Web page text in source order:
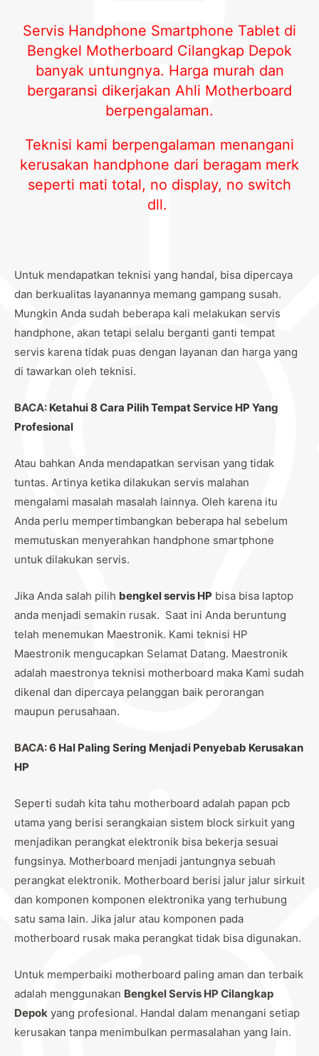
Servis Handphone Smartphone Tablet di
Bengkel Motherboard Cilangkap Depok
banyak untungnya. Harga murah dan
bergaransi dikerjakan Ahli Motherboard
berpengalaman.
Teknisi kami berpengalaman menangani
kerusakan handphone dari beragam merk
seperti mati total, no display, no switch
dll.
Untuk mendapatkan teknisi yang handal, bisa dipercaya
dan berkualitas layanannya memang gampang susah.
Mungkin Anda sudah beberapa kali melakukan servis
handphone, akan tetapi selalu berganti ganti tempat
servis karena tidak puas dengan layanan dan harga yang
di tawarkan oleh teknisi.
BACA: Ketahui 8 Cara Pilih Tempat Service HP Yang
Profesional
Atau bahkan Anda mendapatkan servisan yang tidak
tuntas. Artinya ketika dilakukan servis malahan
mengalami masalah masalah lainnya. Oleh karena itu
Anda perlu mempertimbangkan beberapa hal sebelum
memutuskan menyerahkan handphone smartphone
untuk dilakukan servis.
Jika Anda salah pilih bengkel servis HP bisa bisa laptop
anda menjadi semakin rusak. Saat ini Anda beruntung
telah menemukan Maestronik. Kami teknisi HP
Maestronik mengucapkan Selamat Datang. Maestronik
adalah maestronya teknisi motherboard maka Kami sudah
dikenal dan dipercaya pelanggan baik perorangan
maupun perusahaan.
BACA:6 Hal Paling Sering Menjadi Penyebab Kerusakan
HP
Seperti sudah kita tahu motherboard adalah papan pcb
utama yang berisi serangkaian sistem block sirkuit yang
menjadikan perangkat elektronik bisa bekerja sesuai
fungsinya. Motherboard menjadi jantungnya sebuah
perangkat elektronik. Motherboard berisi jalur jalur sirkuit
dan komponen komponen elektronika yang terhubung
satu sama lain. Jika jalur atau komponen pada
motherboard rusak maka perangkat tidak bisa digunakan.
Untuk memperbaiki motherboard paling aman dan terbaik
adalah menggunakan Bengkel Servis HP Cilangkap
Depok yang profesional. Handal dalam menangani setiap
kerusakan tanpa menimbulkan permasalahan yang lain.